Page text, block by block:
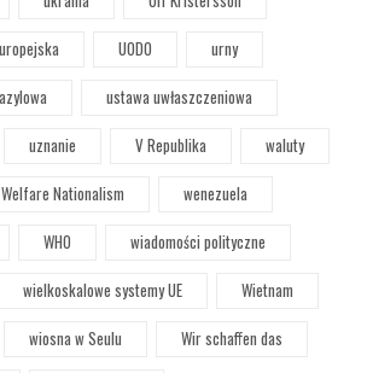
UODO
urny
ustawa uwłaszczeniowa
uznanie V Republika
waluty
Welfare Nationalism
wenezuela
WHO
wiadomości polityczne
wielkoskalowe systemy UE
Wietnam
wiosna w Seulu
Wir schaffen das